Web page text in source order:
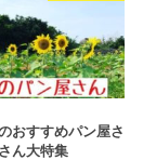
おすすめパン屋さ
ん大特集